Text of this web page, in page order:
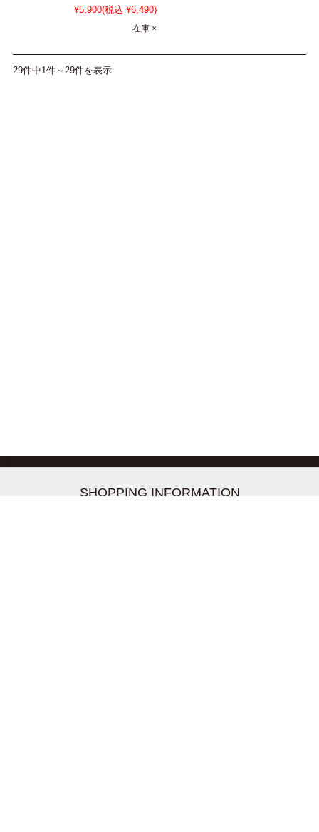
¥5,900(税込 ¥6,490)
在庫 ×
29件中1件～29件を表示
SHOPPING INFORMATION